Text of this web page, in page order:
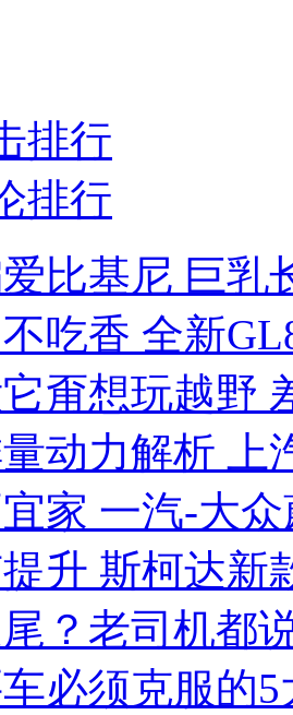
排行
排行
比基尼 巨乳
吃香 全新
甭想玩越野
动力解析 上
家 一汽-大
升 斯柯达新
？老司机都
必须克服的5